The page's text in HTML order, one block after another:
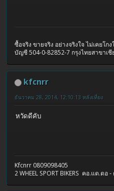
ซื้อจริง ขายจริง อย่างจริงใจ ไม่เคยโ
บัญชี 504-0-82852-7 กรุงไทยสาขา
kfcnrr
ธันวาคม 28, 2014, 12:10:13 หลังเที่ยง
หวัดดีคับ
Kfcnrr 0809098405
2 WHEEL SPORT BIKERS คอ.แด.ดอ